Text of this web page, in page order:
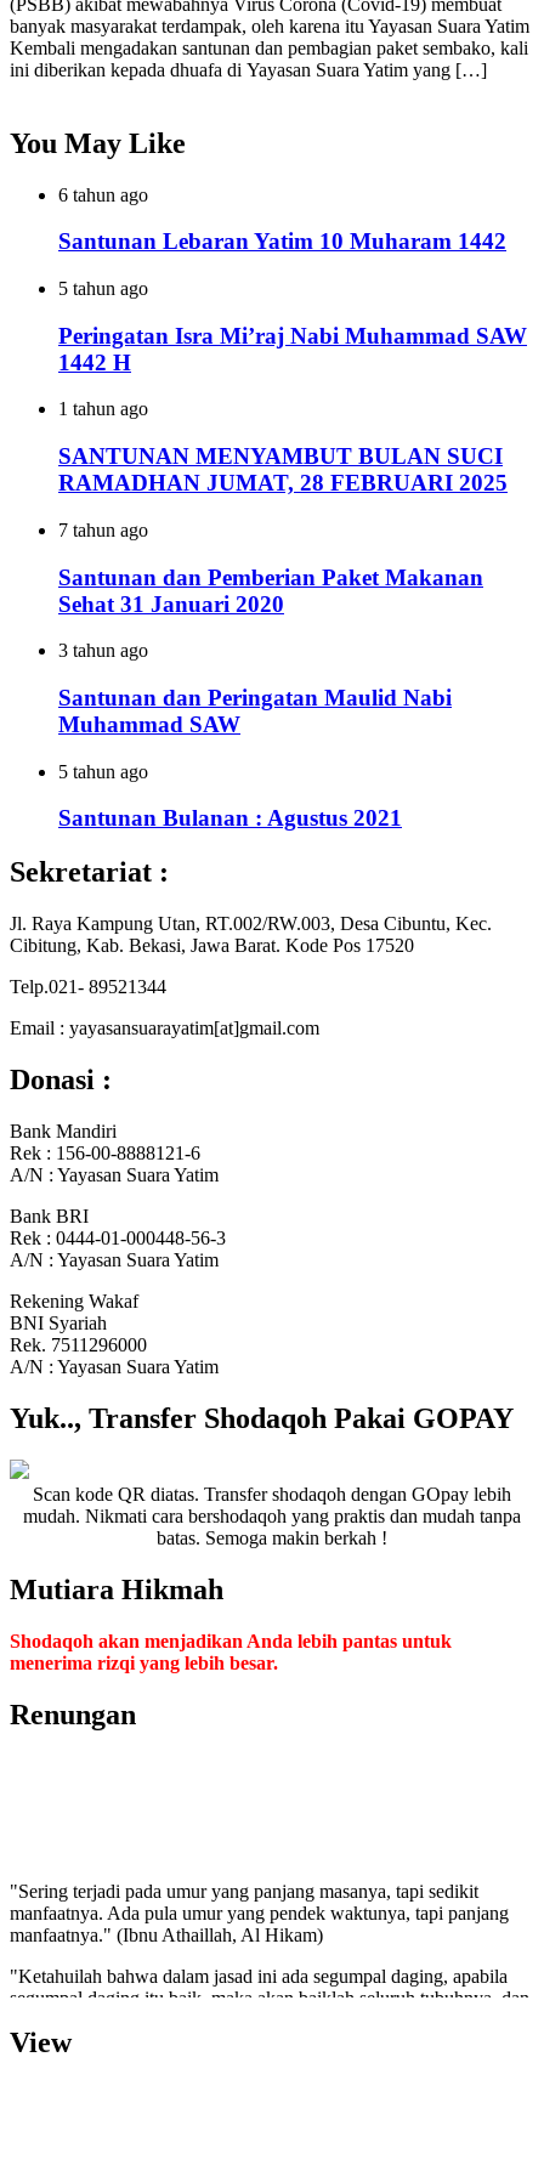
banyak masyarakat terdampak, oleh karena itu Yayasan Suara Yatim
Kembali mengadakan santunan dan pembagian paket sembako, kali
ini diberikan kepada dhuafa di Yayasan Suara Yatim yang […]
You May Like
6 tahun ago
Santunan Lebaran Yatim 10 Muharam 1442
5 tahun ago
Peringatan Isra Mi’raj Nabi Muhammad SAW
1442 H
1 tahun ago
SANTUNAN MENYAMBUT BULAN SUCI
RAMADHAN JUMAT, 28 FEBRUARI 2025
7 tahun ago
Santunan dan Pemberian Paket Makanan
Sehat 31 Januari 2020
3 tahun ago
Santunan dan Peringatan Maulid Nabi
Muhammad SAW
5 tahun ago
Santunan Bulanan : Agustus 2021
Sekretariat :
Jl. Raya Kampung Utan, RT.002/RW.003, Desa Cibuntu, Kec.
Cibitung, Kab. Bekasi, Jawa Barat. Kode Pos 17520
Telp.021- 89521344
Email : yayasansuarayatim[at]gmail.com
Donasi :
Bank Mandiri
Rek : 156-00-8888121-6
A/N : Yayasan Suara Yatim
Bank BRI
Rek : 0444-01-000448-56-3
A/N : Yayasan Suara Yatim
Rekening Wakaf
BNI Syariah
Rek. 7511296000
A/N : Yayasan Suara Yatim
Yuk.., Transfer Shodaqoh Pakai GOPAY
Scan kode QR diatas. Transfer shodaqoh dengan GOpay lebih
mudah. Nikmati cara bershodaqoh yang praktis dan mudah tanpa
batas. Semoga makin berkah !
Mutiara Hikmah
Shodaqoh akan menjadikan Anda lebih pantas untuk
menerima rizqi yang lebih besar.
Renungan
"Sering terjadi pada umur yang panjang masanya, tapi sedikit
manfaatnya. Ada pula umur yang pendek waktunya, tapi panjang
manfaatnya." (Ibnu Athaillah, Al Hikam)
"Ketahuilah bahwa dalam jasad ini ada segumpal daging, apabila
segumpal daging itu baik, maka akan baiklah seluruh tubuhnya, dan
segumpal daging itu adalah hati".(HR. Bukhari dan Muslim)
View